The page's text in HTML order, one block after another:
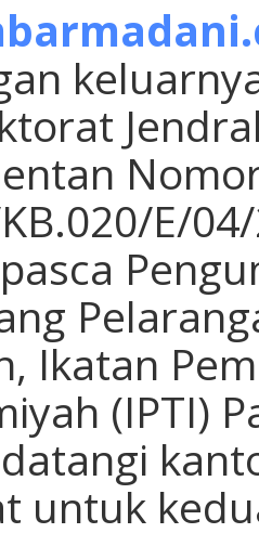
E/
Ikatan
(IPTI)
untuk